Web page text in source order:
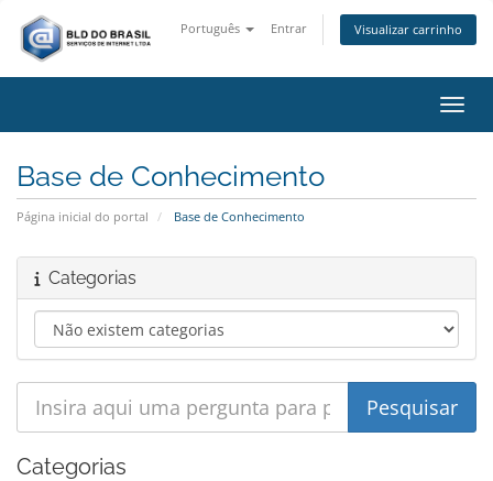
Português Entrar Visualizar carrinho
Base de Conhecimento
Página inicial do portal Base de Conhecimento
Categorias
Categorias